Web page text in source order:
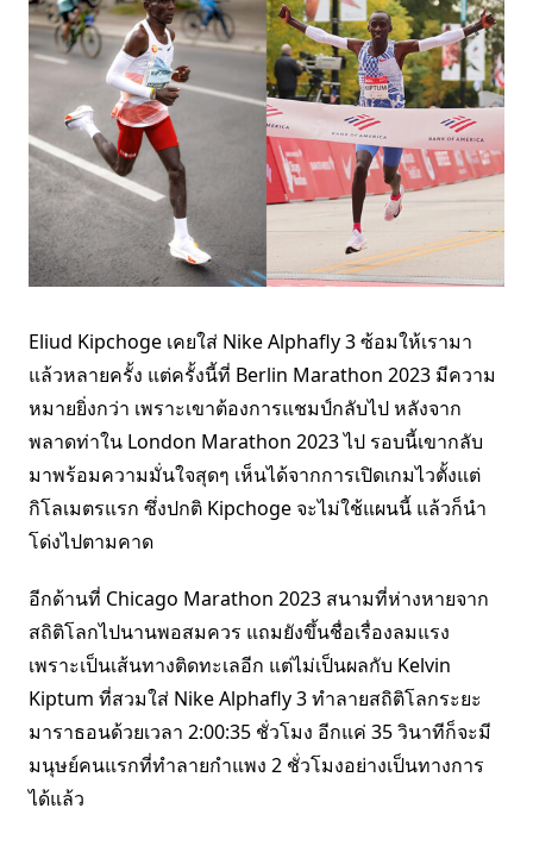
Eliud Kipchoge เคยใส่ Nike Alphafly 3 ซ้อมให้เรามา
แล้วหลายครั้ง แต่ครั้งนี้ที่ Berlin Marathon 2023 มีความ
หมายยิ่งกว่า เพราะเขาต้องการแชมป์กลับไป หลังจาก
พลาดท่าใน London Marathon 2023 ไป รอบนี้เขากลับ
มาพร้อมความมั่นใจสุดๆ เห็นได้จากการเปิดเกมไวตั้งแต่
กิโลเมตรแรก ซึ่งปกติ Kipchoge จะไม่ใช้แผนนี้ แล้วก็นำ
โด่งไปตามคาด
อีกด้านที่ Chicago Marathon 2023 สนามที่ห่างหายจาก
สถิติโลกไปนานพอสมควร แถมยังขึ้นชื่อเรื่องลมแรง
เพราะเป็นเส้นทางติดทะเลอีก แต่ไม่เป็นผลกับ Kelvin
Kiptum ที่สวมใส่ Nike Alphafly 3 ทำลายสถิติโลกระยะ
มาราธอนด้วยเวลา 2:00:35 ชั่วโมง อีกแค่ 35 วินาทีก็จะมี
มนุษย์คนแรกที่ทำลายกำแพง 2 ชั่วโมงอย่างเป็นทางการ
ได้แล้ว